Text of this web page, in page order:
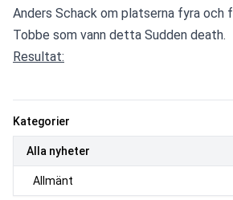
Kategorier
Alla nyheter
Allmänt
Anders Schack om platserna fyra och
Tobbe som vann detta Sudden death.
Resultat: